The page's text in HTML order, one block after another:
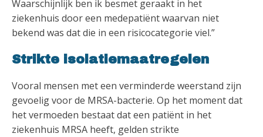
Waarschijnlijk ben ik besmet geraakt in het
ziekenhuis door een medepatiënt waarvan niet
bekend was dat die in een risicocategorie viel.”
Strikte isolatiemaatregelen
Vooral mensen met een verminderde weerstand zijn
gevoelig voor de MRSA-bacterie. Op het moment dat
het vermoeden bestaat dat een patiënt in het
ziekenhuis MRSA heeft, gelden strikte